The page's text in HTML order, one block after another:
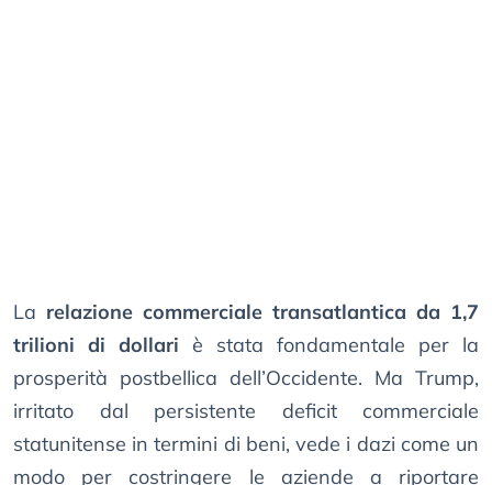
La relazione commerciale transatlantica da 1,7
trilioni di dollari è stata fondamentale per la
prosperità postbellica dell’Occidente. Ma Trump,
irritato dal persistente deficit commerciale
statunitense in termini di beni, vede i dazi come un
modo per costringere le aziende a riportare